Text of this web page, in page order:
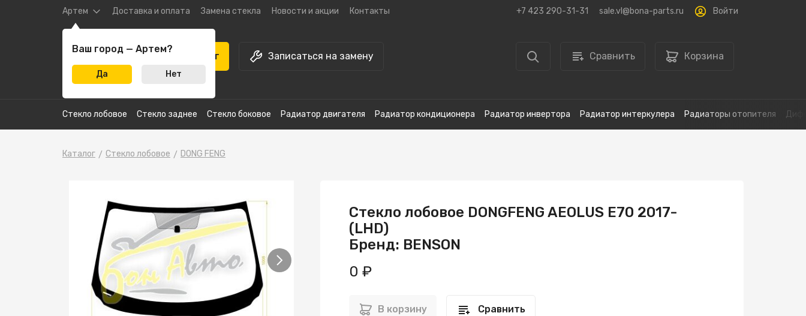
Артем Доставка и оплата Замена стекла Новости и акции Контакты +7 423 290-31-31 sale.vl@bona-parts.ru Войти
Каталог Записаться на замену Сравнить Корзина
Ваш город — Артем?
Да Нет
Стекло лобовое Стекло заднее Стекло боковое Радиатор двигателя Радиатор кондиционера Радиатор инвертора Радиатор интеркулера Радиаторы отопителя
Каталог Стекло лобовое DONG FENG
Стекло лобовое DONGFENG AEOLUS E70 2017-
(LHD)
Бренд: BENSON
0 ₽
В корзину Сравнить